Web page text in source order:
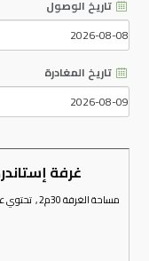
تاريخ الوصول
تاريخ المغادرة
غرفة
مساحة